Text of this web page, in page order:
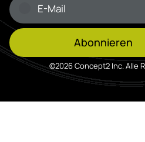
Abonnieren
©2026 Concept2 Inc. Alle